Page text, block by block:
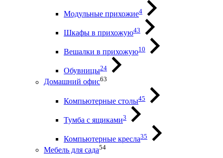
Модульные прихожие4
Шкафы в прихожую43
Вешалки в прихожую10
Обувницы24
Домашний офис63
Компьютерные столы45
Тумба с ящиками3
Компьютерные кресла35
Мебель для сада54